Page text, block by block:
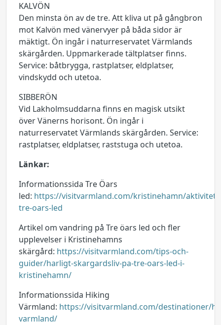
KALVÖN
Den minsta ön av de tre. Att kliva ut på gångbron
mot Kalvön med vänervyer på båda sidor är
mäktigt. Ön ingår i naturreservatet Värmlands
skärgården. Uppmarkerade tältplatser finns.
Service: båtbrygga, rastplatser, eldplatser,
vindskydd och utetoa.
SIBBERÖN
Vid Lakholmsuddarna finns en magisk utsikt
över Vänerns horisont. Ön ingår i
naturreservatet Värmlands skärgården. Service:
rastplatser, eldplatser, raststuga och utetoa.
Länkar:
Informationssida Tre Öars
led: https://visitvarmland.com/kristinehamn/
tre-oars-led
Artikel om vandring på Tre öars led och fler
upplevelser i Kristinehamns
skärgård: https://visitvarmland.com/tips-och-
guider/harligt-skargardsliv-pa-tre-oars-led-i-
kristinehamn/
Informationssida Hiking
Värmland: https://visitvarmland.com/destinationer/
varmland/